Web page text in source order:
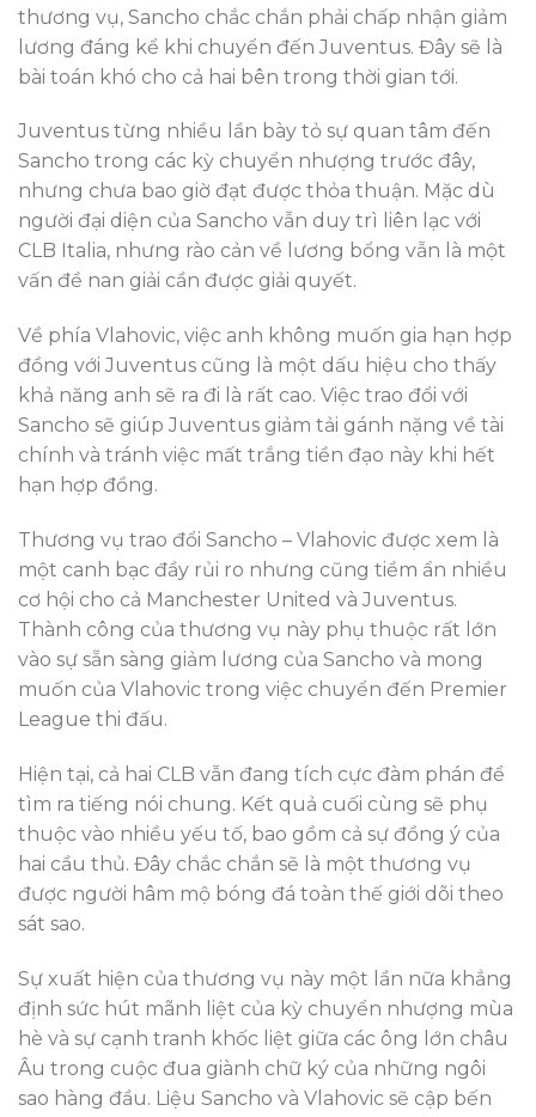
thương vụ, Sancho chắc chắn phải chấp nhận giảm
lương đáng kể khi chuyển đến Juventus. Đây sẽ là
bài toán khó cho cả hai bên trong thời gian tới.
Juventus từng nhiều lần bày tỏ sự quan tâm đến
Sancho trong các kỳ chuyển nhượng trước đây,
nhưng chưa bao giờ đạt được thỏa thuận. Mặc dù
người đại diện của Sancho vẫn duy trì liên lạc với
CLB Italia, nhưng rào cản về lương bổng vẫn là một
vấn đề nan giải cần được giải quyết.
Về phía Vlahovic, việc anh không muốn gia hạn hợp
đồng với Juventus cũng là một dấu hiệu cho thấy
khả năng anh sẽ ra đi là rất cao. Việc trao đổi với
Sancho sẽ giúp Juventus giảm tải gánh nặng về tài
chính và tránh việc mất trắng tiền đạo này khi hết
hạn hợp đồng.
Thương vụ trao đổi Sancho – Vlahovic được xem là
một canh bạc đầy rủi ro nhưng cũng tiềm ẩn nhiều
cơ hội cho cả Manchester United và Juventus.
Thành công của thương vụ này phụ thuộc rất lớn
vào sự sẵn sàng giảm lương của Sancho và mong
muốn của Vlahovic trong việc chuyển đến Premier
League thi đấu.
Hiện tại, cả hai CLB vẫn đang tích cực đàm phán để
tìm ra tiếng nói chung. Kết quả cuối cùng sẽ phụ
thuộc vào nhiều yếu tố, bao gồm cả sự đồng ý của
hai cầu thủ. Đây chắc chắn sẽ là một thương vụ
được người hâm mộ bóng đá toàn thế giới dõi theo
sát sao.
Sự xuất hiện của thương vụ này một lần nữa khẳng
định sức hút mãnh liệt của kỳ chuyển nhượng mùa
hè và sự cạnh tranh khốc liệt giữa các ông lớn châu
Âu trong cuộc đua giành chữ ký của những ngôi
sao hàng đầu. Liệu Sancho và Vlahovic sẽ cập bến